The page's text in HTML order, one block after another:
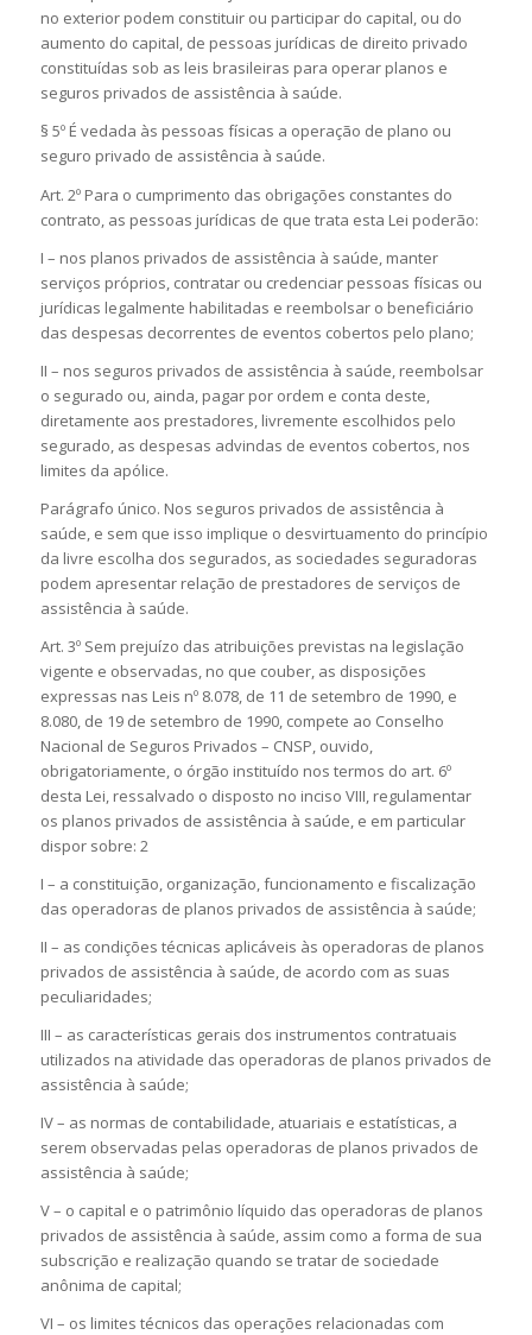
no exterior podem constituir ou participar do capital, ou do
aumento do capital, de pessoas jurídicas de direito privado
constituídas sob as leis brasileiras para operar planos e
seguros privados de assistência à saúde.
§ 5º É vedada às pessoas físicas a operação de plano ou
seguro privado de assistência à saúde.
Art. 2º Para o cumprimento das obrigações constantes do
contrato, as pessoas jurídicas de que trata esta Lei poderão:
I – nos planos privados de assistência à saúde, manter
serviços próprios, contratar ou credenciar pessoas físicas ou
jurídicas legalmente habilitadas e reembolsar o beneficiário
das despesas decorrentes de eventos cobertos pelo plano;
II – nos seguros privados de assistência à saúde, reembolsar
o segurado ou, ainda, pagar por ordem e conta deste,
diretamente aos prestadores, livremente escolhidos pelo
segurado, as despesas advindas de eventos cobertos, nos
limites da apólice.
Parágrafo único. Nos seguros privados de assistência à
saúde, e sem que isso implique o desvirtuamento do princípio
da livre escolha dos segurados, as sociedades seguradoras
podem apresentar relação de prestadores de serviços de
assistência à saúde.
Art. 3º Sem prejuízo das atribuições previstas na legislação
vigente e observadas, no que couber, as disposições
expressas nas Leis nº 8.078, de 11 de setembro de 1990, e
8.080, de 19 de setembro de 1990, compete ao Conselho
Nacional de Seguros Privados – CNSP, ouvido,
obrigatoriamente, o órgão instituído nos termos do art. 6º
desta Lei, ressalvado o disposto no inciso VIII, regulamentar
os planos privados de assistência à saúde, e em particular
dispor sobre: 2
I – a constituição, organização, funcionamento e fiscalização
das operadoras de planos privados de assistência à saúde;
II – as condições técnicas aplicáveis às operadoras de planos
privados de assistência à saúde, de acordo com as suas
peculiaridades;
III – as características gerais dos instrumentos contratuais
utilizados na atividade das operadoras de planos privados de
assistência à saúde;
IV – as normas de contabilidade, atuariais e estatísticas, a
serem observadas pelas operadoras de planos privados de
assistência à saúde;
V – o capital e o patrimônio líquido das operadoras de planos
privados de assistência à saúde, assim como a forma de sua
subscrição e realização quando se tratar de sociedade
anônima de capital;
VI – os limites técnicos das operações relacionadas com